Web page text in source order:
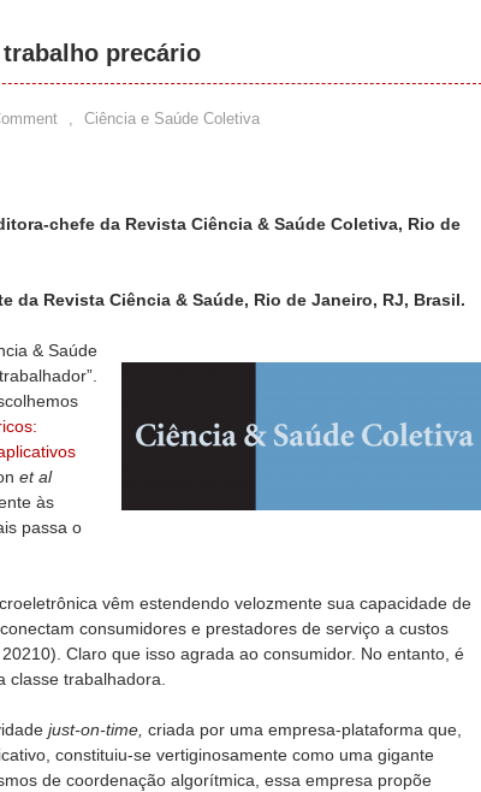
precário
, Ciência e Saúde Coletiva
chefe da Revista Ciência & Saúde Coletiva, Rio de
da Revista Ciência & Saúde, Rio de Janeiro, RJ, Brasil.
& Saúde
et al
às
passa o
vêm estendendo velozmente sua capacidade de
consumidores e prestadores de serviço a custos
Claro que isso agrada ao consumidor. No entanto, é
classe trabalhadora.
just-on-time, criada por uma empresa-plataforma que,
constituiu-se vertiginosamente como uma gigante
de coordenação algorítmica, essa empresa propõe